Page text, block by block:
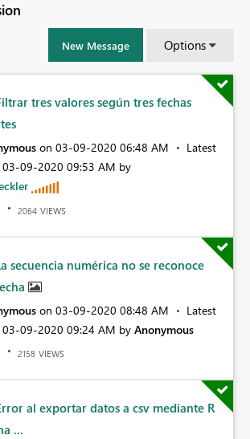
New Message Options
tres valores según tres fechas
on ‎03-09-2020 06:48 AM
Latest
‎03-09-2020 09:53 AM by
2064 VIEWS
secuencia numérica no se reconoce
on ‎03-09-2020 08:48 AM
Latest
‎03-09-2020 09:24 AM by Anonymous
2158 VIEWS
al exportar datos a csv mediante R
...